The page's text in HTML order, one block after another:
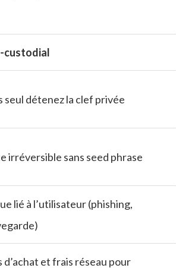
custodial
seul détenez la clef privée
irréversible sans seed phrase
lié à l’utilisateur (phishing,
d’achat et frais réseau pour